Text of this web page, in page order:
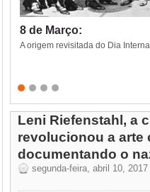
8 de Março:
A origem revisitada do Dia
Leni Riefenstahl, a
revolucionou a arte
documentando o
segunda-feira, abril 10, 2017